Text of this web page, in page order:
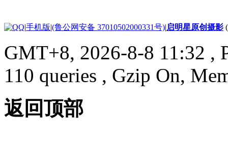
|手机版|(鲁公网安备 37010502000331号)|启明星原创摄影
GMT+8, 2026-8-8 11:32 ,
110 queries , Gzip On,
返回顶部